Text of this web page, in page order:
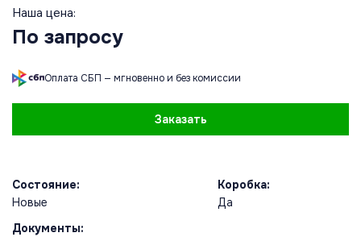
Наша цена:
По запросу
Оплата СБП — мгновенно и без комиссии
Заказать
Состояние:
Новые
Коробка:
Да
Документы: